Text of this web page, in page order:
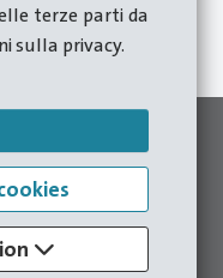
terze parti da
sulla privacy.